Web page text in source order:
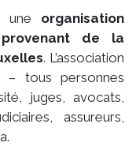
une organisation
de la
. L’association
– tous personnes
juges, avocats,
assureurs,